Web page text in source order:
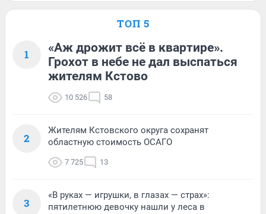
ТОП 5
1
«Аж дрожит всё в квартире».
Грохот в небе не дал выспаться
жителям Кстово
10 526 58
2
Жителям Кстовского округа сохранят
областную стоимость ОСАГО
7 725 13
3
«В руках — игрушки, в глазах — страх»:
пятилетнюю девочку нашли у леса в